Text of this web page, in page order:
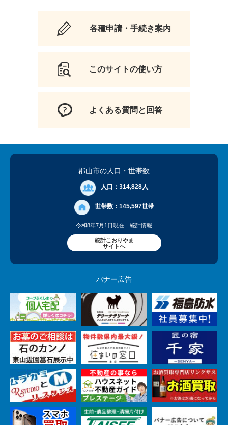
各種申請・手続き案内
このサイトの使い方
よくある質問と回答
郡山市の人口 ・世帯数
人口： 314,828人
世帯数： 145,597世帯
令和8年7月1日現在 統計情報
統計こおりやま
サイトへ
バナー広告